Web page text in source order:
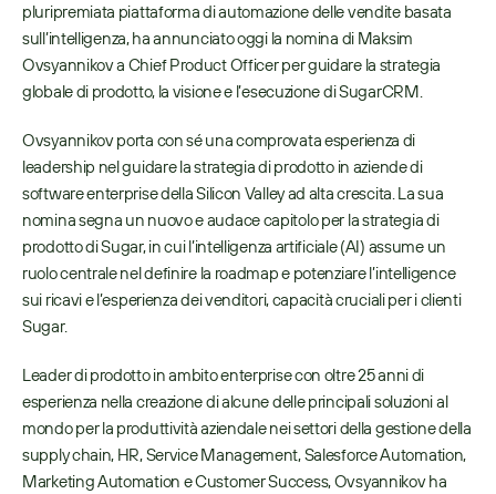
pluripremiata piattaforma di automazione delle vendite basata
sull’intelligenza, ha annunciato oggi la nomina di Maksim
Ovsyannikov a Chief Product Officer per guidare la strategia
globale di prodotto, la visione e l’esecuzione di SugarCRM.
Ovsyannikov porta con sé una comprovata esperienza di
leadership nel guidare la strategia di prodotto in aziende di
software enterprise della Silicon Valley ad alta crescita. La sua
nomina segna un nuovo e audace capitolo per la strategia di
prodotto di Sugar, in cui l’intelligenza artificiale (AI) assume un
ruolo centrale nel definire la roadmap e potenziare l’intelligence
sui ricavi e l’esperienza dei venditori, capacità cruciali per i clienti
Sugar.
Leader di prodotto in ambito enterprise con oltre 25 anni di
esperienza nella creazione di alcune delle principali soluzioni al
mondo per la produttività aziendale nei settori della gestione della
supply chain, HR, Service Management, Salesforce Automation,
Marketing Automation e Customer Success, Ovsyannikov ha